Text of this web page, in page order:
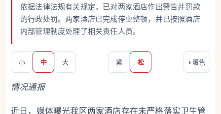
依据法律法规有关规定，已对两家酒店作出警告并罚款
的行政处罚。两家酒店已完成停业整顿，并已按照酒店
内部管理制度处理了相关责任人员。
小 中 大 紧 松 ◐ 暖色
情况通报
近日，媒体曝光我区两家酒店存在未严格落实卫生管